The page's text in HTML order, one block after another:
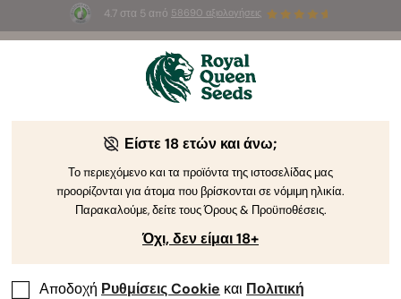
4.7 στα 5 από 58690 αξιολογήσεις
3 σπόρους White Widow AutoΔΩΡΕΑΝ για τους
Είστε 18 ετών και άνω;
Το περιεχόμενο και τα προϊόντα της ιστοσελίδας μας
προορίζονται για άτομα που βρίσκονται σε νόμιμη ηλικία.
Παρακαλούμε, δείτε τους Όρους & Προϋποθέσεις.
Όχι, δεν είμαι 18+
Αποδοχή Ρυθμίσεις Cookie και Πολιτική